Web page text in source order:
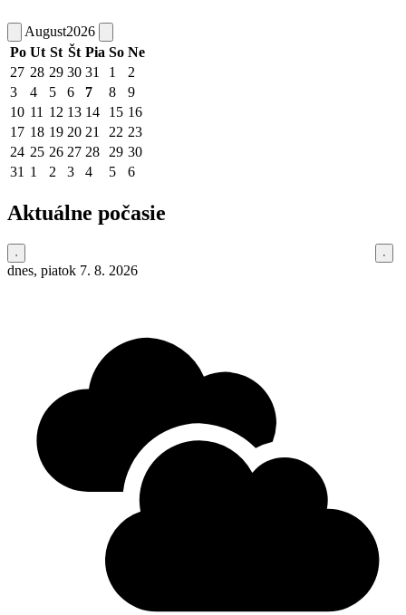
August2026
Po Ut St Št Pia So Ne
27 28 29 30 31 1
2
3
4 5 6 7 8
9
10 11 12 13 14 15 16
17 18 19 20 21 22 23
24 25 26 27 28 29 30
31 1 2 3 4 5 6
Aktuálne počasie
dnes, piatok 7. 8. 2026